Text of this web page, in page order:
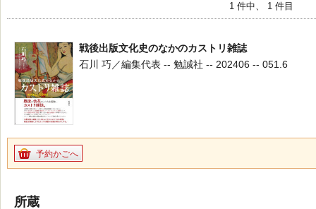
1 件中、 1 件目
戦後出版文化史のなかのカストリ雑誌
石川 巧／編集代表 -- 勉誠社 -- 202406 -- 051.6
予約かごへ
所蔵